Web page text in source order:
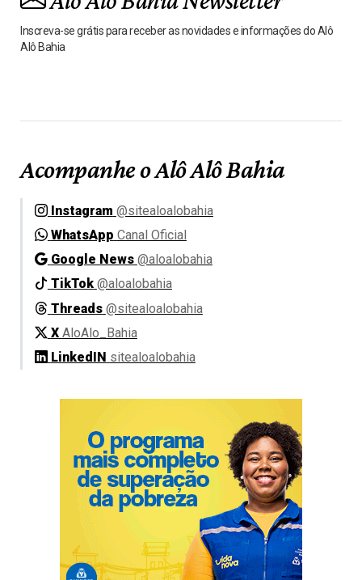
Inscreva-se grátis para receber as novidades e informações do Alô
Alô Bahia
Acompanhe o Alô Alô Bahia
Instagram @sitealoalobahia
WhatsApp Canal Oficial
Google News @aloalobahia
TikTok @aloalobahia
Threads @sitealoalobahia
X AloAlo_Bahia
LinkedIN sitealoalobahia